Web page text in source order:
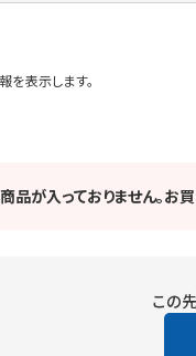
表示します。
品が入っておりません。お
この